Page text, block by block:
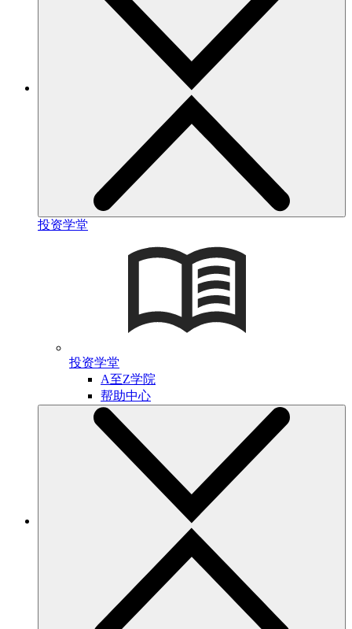
投资学堂
投资学堂
A至Z学院
帮助中心